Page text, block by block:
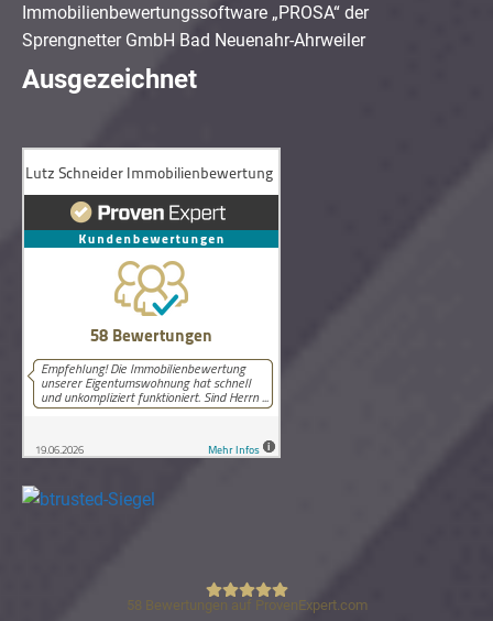
Immobilienbewertungssoftware „PROSA“ der
Sprengnetter GmbH Bad Neuenahr-Ahrweiler
Ausgezeichnet
58 Bewertungen auf ProvenExpert.com